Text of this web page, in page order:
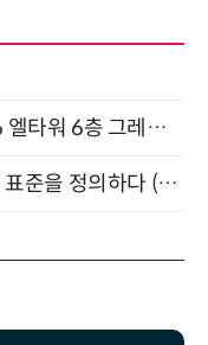
Next AI & Big Data Summit 2026 엘타워 6층 그레이스홀 개최 (9/18)
차세대 AICC, 고객 서비스의 새로운 표준을 정의하다 (9/9)